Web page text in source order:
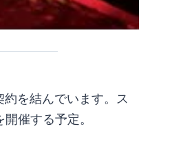
を結んでいます。ス
催する予定。